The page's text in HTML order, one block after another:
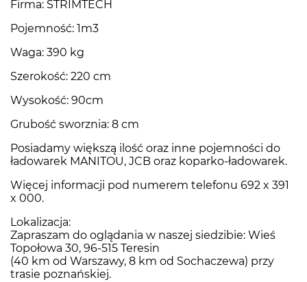
Firma: STRIMTECH
Pojemność: 1m3
Waga: 390 kg
Szerokość: 220 cm
Wysokość: 90cm
Grubość sworznia: 8 cm
Posiadamy większą ilość oraz inne pojemności do
ładowarek MANITOU, JCB oraz koparko-ładowarek.
Więcej informacji pod numerem telefonu 692 x 391
x 000.
Lokalizacja:
Zapraszam do oglądania w naszej siedzibie: Wieś
Topołowa 30, 96-515 Teresin
(40 km od Warszawy, 8 km od Sochaczewa) przy
trasie poznańskiej.